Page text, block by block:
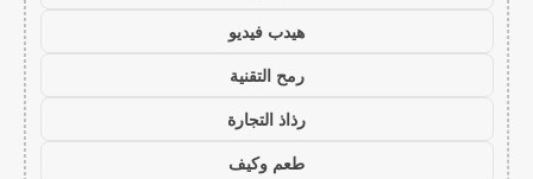
هيدب فيديو
رمح التقنية
رذاذ التجارة
طعم وكيف